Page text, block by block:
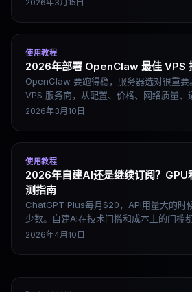
2026年3月15日
使用教程
2026年部署 OpenClaw 最佳 VPS
OpenClaw 要跑得稳，服务器选对很重
VPS 服务商，从配置、价格、网络质量、
楚各家的实际差异，帮你直接选出适合自
2026年3月10日
使用教程
2026年自建AI还是继续订阅？GPU
测指南
ChatGPT Plus每月$20，API用量大的时
少数。自建AI在技术门槛和成本上的门槛
照样踩坑。这篇从实际部署经验出发，把
2026年4月10日